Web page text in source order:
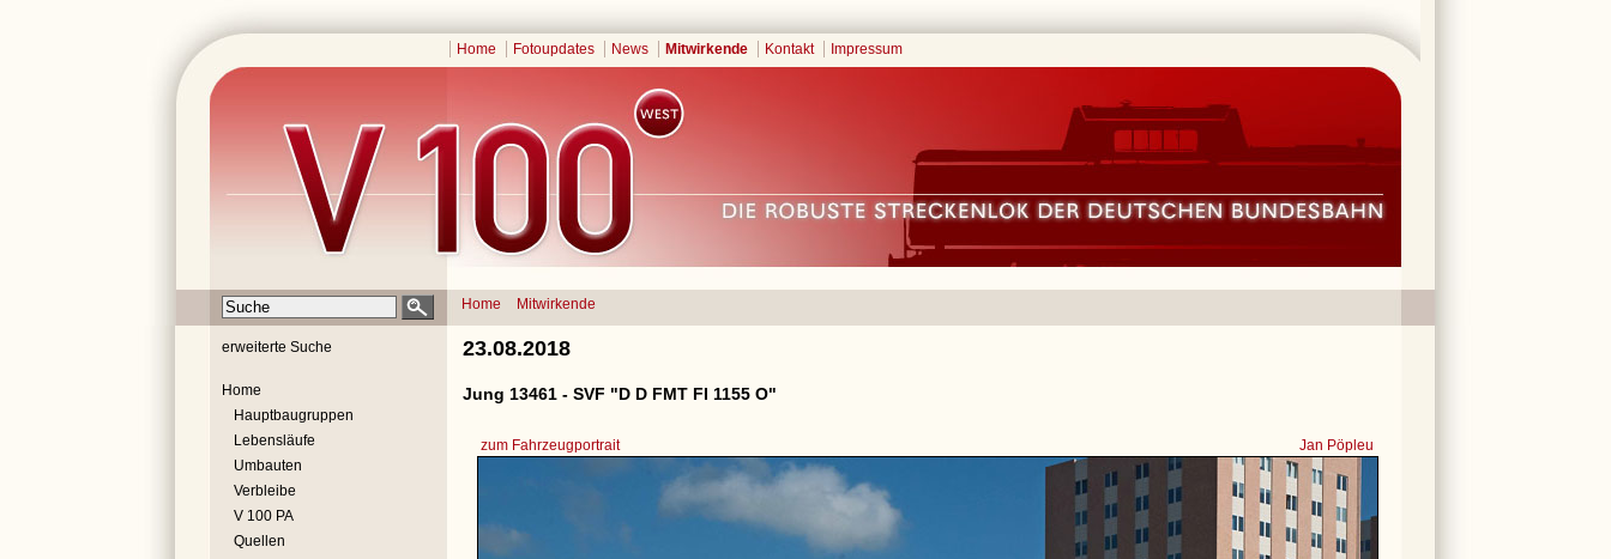
Home Fotoupdates News Mitwirkende Kontakt Impressum
Home Mitwirkende
erweiterte Suche
Home
Hauptbaugruppen
Lebensläufe
Umbauten
Verbleibe
V 100 PA
Quellen
23.08.2018
Jung 13461 - SVF "D D FMT FI 1155 O"
zum Fahrzeugportrait Jan Pöpleu